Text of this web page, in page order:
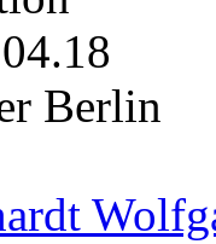
Berlin